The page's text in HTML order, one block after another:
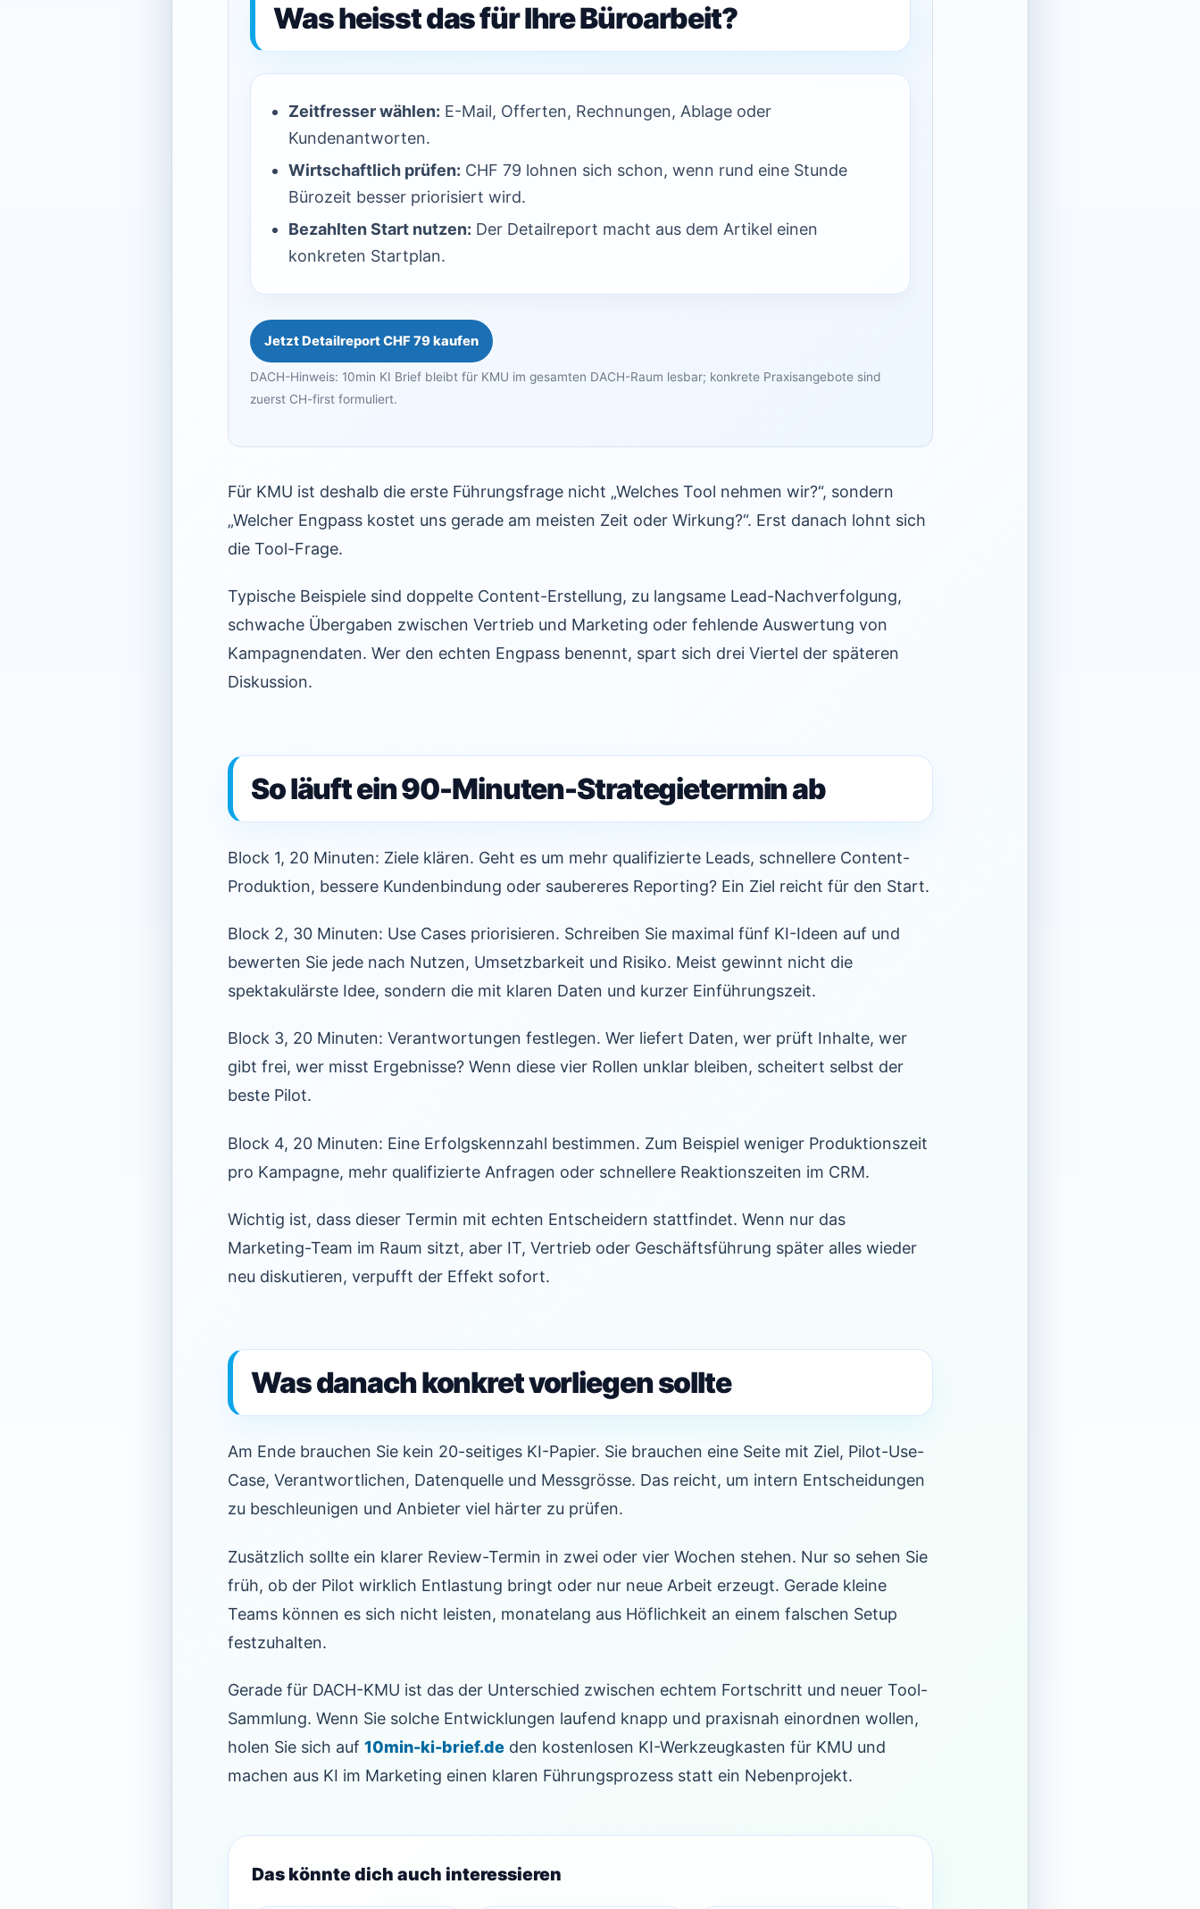
Was heisst das für Ihre Büroarbeit?
Zeitfresser wählen: E-Mail, Offerten, Rechnungen, Ablage oder
Kundenantworten.
Wirtschaftlich prüfen: CHF 79 lohnen sich schon, wenn rund eine Stunde
Bürozeit besser priorisiert wird.
Bezahlten Start nutzen: Der Detailreport macht aus dem Artikel einen
konkreten Startplan.
Jetzt Detailreport CHF 79 kaufen
DACH-Hinweis: 10min KI Brief bleibt für KMU im gesamten DACH-Raum lesbar; konkrete Praxisangebote sind
zuerst CH-first formuliert.
Für KMU ist deshalb die erste Führungsfrage nicht „Welches Tool nehmen wir?“, sondern
„Welcher Engpass kostet uns gerade am meisten Zeit oder Wirkung?“. Erst danach lohnt sich
die Tool-Frage.
Typische Beispiele sind doppelte Content-Erstellung, zu langsame Lead-Nachverfolgung,
schwache Übergaben zwischen Vertrieb und Marketing oder fehlende Auswertung von
Kampagnendaten. Wer den echten Engpass benennt, spart sich drei Viertel der späteren
Diskussion.
So läuft ein 90-Minuten-Strategietermin ab
Block 1, 20 Minuten: Ziele klären. Geht es um mehr qualifizierte Leads, schnellere Content-
Produktion, bessere Kundenbindung oder saubereres Reporting? Ein Ziel reicht für den Start.
Block 2, 30 Minuten: Use Cases priorisieren. Schreiben Sie maximal fünf KI-Ideen auf und
bewerten Sie jede nach Nutzen, Umsetzbarkeit und Risiko. Meist gewinnt nicht die
spektakulärste Idee, sondern die mit klaren Daten und kurzer Einführungszeit.
Block 3, 20 Minuten: Verantwortungen festlegen. Wer liefert Daten, wer prüft Inhalte, wer
gibt frei, wer misst Ergebnisse? Wenn diese vier Rollen unklar bleiben, scheitert selbst der
beste Pilot.
Block 4, 20 Minuten: Eine Erfolgskennzahl bestimmen. Zum Beispiel weniger Produktionszeit
pro Kampagne, mehr qualifizierte Anfragen oder schnellere Reaktionszeiten im CRM.
Wichtig ist, dass dieser Termin mit echten Entscheidern stattfindet. Wenn nur das
Marketing-Team im Raum sitzt, aber IT, Vertrieb oder Geschäftsführung später alles wieder
neu diskutieren, verpufft der Effekt sofort.
Was danach konkret vorliegen sollte
Am Ende brauchen Sie kein 20-seitiges KI-Papier. Sie brauchen eine Seite mit Ziel, Pilot-Use-
Case, Verantwortlichen, Datenquelle und Messgrösse. Das reicht, um intern Entscheidungen
zu beschleunigen und Anbieter viel härter zu prüfen.
Zusätzlich sollte ein klarer Review-Termin in zwei oder vier Wochen stehen. Nur so sehen Sie
früh, ob der Pilot wirklich Entlastung bringt oder nur neue Arbeit erzeugt. Gerade kleine
Teams können es sich nicht leisten, monatelang aus Höflichkeit an einem falschen Setup
festzuhalten.
Gerade für DACH-KMU ist das der Unterschied zwischen echtem Fortschritt und neuer Tool-
Sammlung. Wenn Sie solche Entwicklungen laufend knapp und praxisnah einordnen wollen,
holen Sie sich auf 10min-ki-brief.de den kostenlosen KI-Werkzeugkasten für KMU und
machen aus KI im Marketing einen klaren Führungsprozess statt ein Nebenprojekt.
Das könnte dich auch interessieren